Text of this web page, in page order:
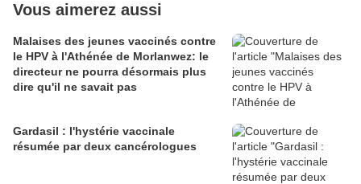
Vous aimerez aussi
Malaises des jeunes vaccinés contre
le HPV à l'Athénée de Morlanwez: le
directeur ne pourra désormais plus
dire qu'il ne savait pas
Gardasil : l'hystérie vaccinale
résumée par deux cancérologues